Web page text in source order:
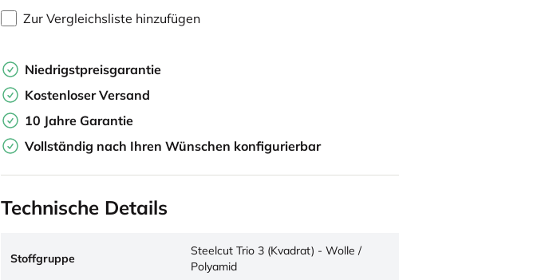
Zur Vergleichsliste hinzufügen
Niedrigstpreisgarantie
Kostenloser Versand
10 Jahre Garantie
Vollständig nach Ihren Wünschen konfigurierbar
Technische Details
Stoffgruppe
Steelcut Trio 3 (Kvadrat) - Wolle /
Polyamid